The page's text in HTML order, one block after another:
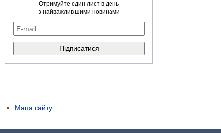
Отримуйте один лист в день
з найважливішими новинами
Мапа сайту